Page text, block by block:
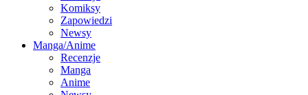
Komiksy
Zapowiedzi
Newsy
Manga/Anime
Recenzje
Manga
Anime